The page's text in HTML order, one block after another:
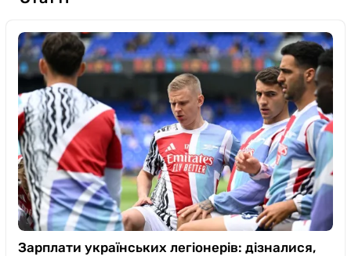
Зарплати українських легіонерів: дізналися,